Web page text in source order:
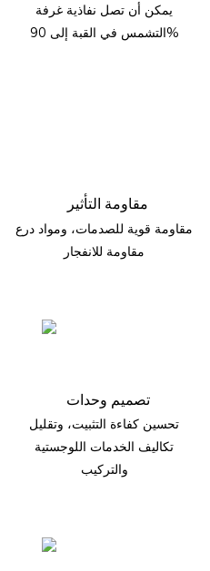
يمكن أن تصل نفاذية غرفة
التشمس في القبة إلى 90%
مقاومة التأثير
مقاومة قوية للصدمات، ومواد درع
مقاومة للانفجار
تصميم وحدات
تحسين كفاءة التثبيت، وتقليل
تكاليف الخدمات اللوجستية
والتركيب